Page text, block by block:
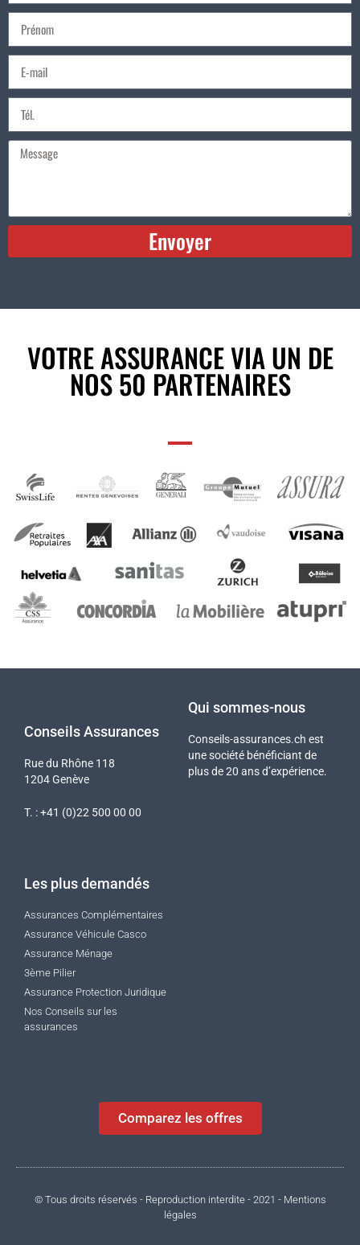
Envoyer
VOTRE ASSURANCE VIA UN DE
NOS 50 PARTENAIRES
Conseils Assurances
Rue du Rhône 118
1204 Genève
T. : +41 (0)22 500 00 00
Qui sommes-nous
Conseils-assurances.ch est
une société bénéficiant de
plus de 20 ans d’expérience.
Les plus demandés
Assurances Complémentaires
Assurance Véhicule Casco
Assurance Ménage
3ème Pilier
Assurance Protection Juridique
Nos Conseils sur les
assurances
Comparez les offres
© Tous droits réservés - Reproduction interdite - 2021 - Mentions
légales